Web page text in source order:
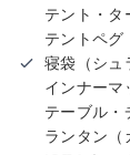
テント・タ
テントペグ
寝袋（シュ
インナーマ
テーブル・
ランタン（